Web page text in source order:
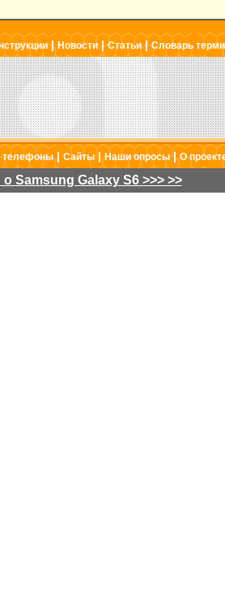
| Новости|Статьи|Словарь
телефоны| Сайты|Наши опросы|О
Samsung Galaxy S6 >>> >>